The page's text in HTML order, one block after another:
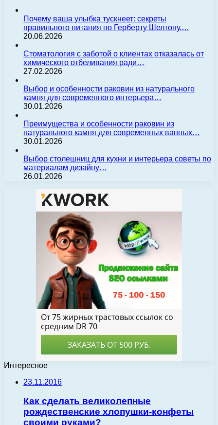
Почему ваша улыбка тускнеет: секреты
правильного питания по Герберту Шелтону,…
20.06.2026
Стоматология с заботой о клиентах отказалась от
химического отбеливания ради…
27.02.2026
Выбор и особенности раковин из натурального
камня для современного интерьера…
30.01.2026
Преимущества и особенности раковин из
натурального камня для современных ванных…
30.01.2026
Выбор столешниц для кухни и интерьера советы по
материалам дизайну…
26.01.2026
Интересное
23.11.2016
Как сделать великолепные
рождественские хлопушки-конфеты
своими руками?